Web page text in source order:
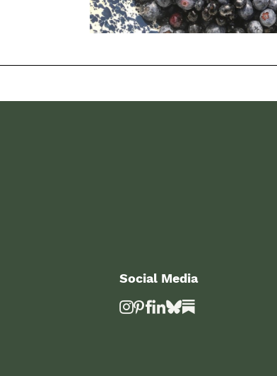
Social Media